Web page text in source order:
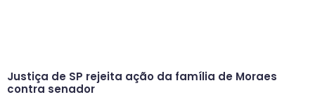
Justiça de SP rejeita ação da família de Moraes
contra senador